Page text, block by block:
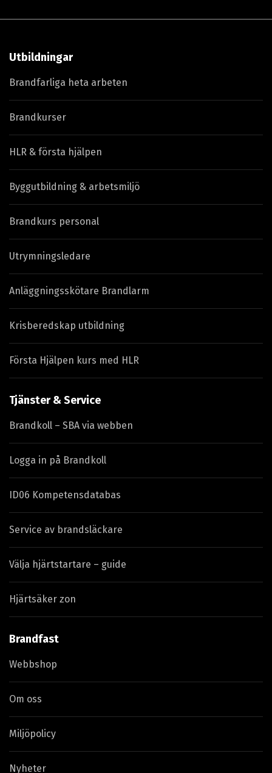
Utbildningar
Brandfarliga heta arbeten
Brandkurser
HLR & första hjälpen
Byggutbildning & arbetsmiljö
Brandkurs personal
Utrymningsledare
Anläggningsskötare Brandlarm
Krisberedskap utbildning
Första Hjälpen kurs med HLR
Tjänster & Service
Brandkoll – SBA via webben
Logga in på Brandkoll
ID06 Kompetensdatabas
Service av brandsläckare
Välja hjärtstartare – guide
Hjärtsäker zon
Brandfast
Webbshop
Om oss
Miljöpolicy
Nyheter